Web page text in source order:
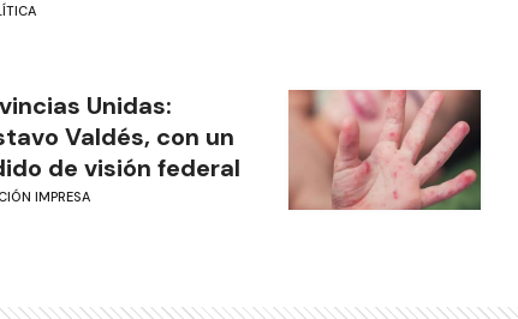
Unidas:
Valdés, con un
de visión federal
IMPRESA